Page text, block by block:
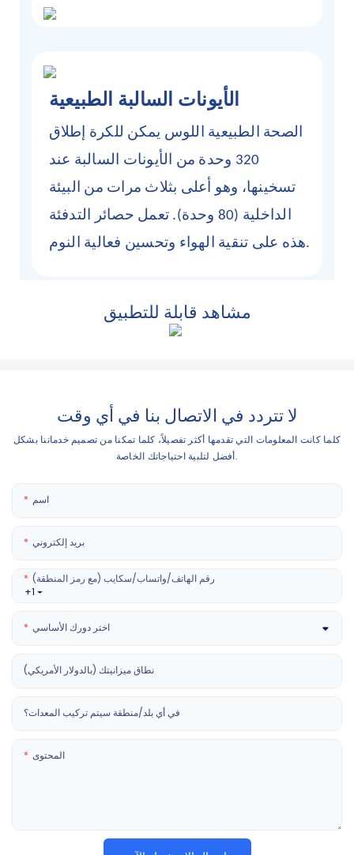
الأيونات السالبة الطبيعية
الصحة الطبيعية اللوس يمكن للكرة إطلاق
320 وحدة من الأيونات السالبة عند
تسخينها، وهو أعلى بثلاث مرات من البيئة
الداخلية (80 وحدة). تعمل حصائر التدفئة
هذه على تنقية الهواء وتحسين فعالية النوم.
مشاهد قابلة للتطبيق
لا تتردد في الاتصال بنا في أي وقت
كلما كانت المعلومات التي تقدمها أكثر تفصيلاً، كلما تمكنا من تصميم خدماتنا بشكل
أفضل لتلبية احتياجاتك الخاصة.
اسم
بريد إلكتروني
+1
رقم الهاتف/واتساب/سكايب (مع رمز المنطقة)
اختر دورك الأساسي
نطاق ميزانيتك (بالدولار الأمريكي)
في أي بلد/منطقة سيتم تركيب المعدات؟
المحتوى